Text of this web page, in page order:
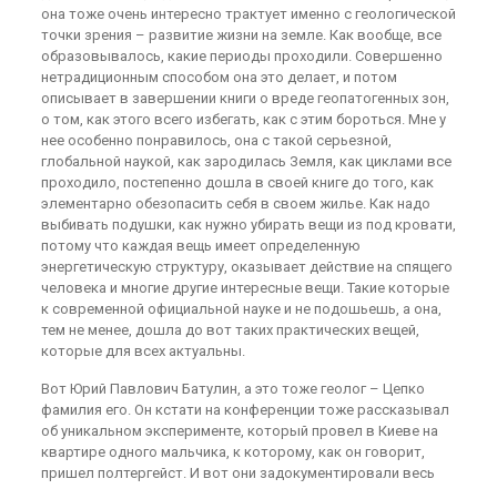
она тоже очень интересно трактует именно с геологической
точки зрения – развитие жизни на земле. Как вообще, все
образовывалось, какие периоды проходили. Совершенно
нетрадиционным способом она это делает, и потом
описывает в завершении книги о вреде геопатогенных зон,
о том, как этого всего избегать, как с этим бороться. Мне у
нее особенно понравилось, она с такой серьезной,
глобальной наукой, как зародилась Земля, как циклами все
проходило, постепенно дошла в своей книге до того, как
элементарно обезопасить себя в своем жилье. Как надо
выбивать подушки, как нужно убирать вещи из под кровати,
потому что каждая вещь имеет определенную
энергетическую структуру, оказывает действие на спящего
человека и многие другие интересные вещи. Такие которые
к современной официальной науке и не подошьешь, а она,
тем не менее, дошла до вот таких практических вещей,
которые для всех актуальны.
Вот Юрий Павлович Батулин, а это тоже геолог – Цепко
фамилия его. Он кстати на конференции тоже рассказывал
об уникальном эксперименте, который провел в Киеве на
квартире одного мальчика, к которому, как он говорит,
пришел полтергейст. И вот они задокументировали весь